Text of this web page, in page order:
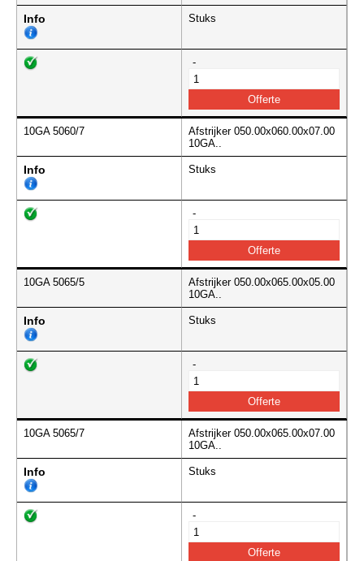
Info Stuks
-
10GA 5060/7
Afstrijker 050.00x060.00x07.00
10GA..
Info Stuks
-
10GA 5065/5
Afstrijker 050.00x065.00x05.00
10GA..
Info Stuks
-
10GA 5065/7
Afstrijker 050.00x065.00x07.00
10GA..
Info Stuks
-